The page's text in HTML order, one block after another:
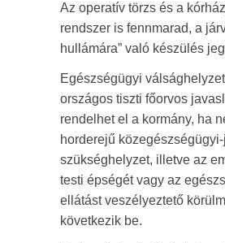
Az operatív törzs és a
rendszer is fennmarad, a
hullámára” való készülés
Egészségügyi
országos tiszti főorvos
rendelhet el a kormány, ha
horderejű
szükséghelyzet, illetve az
testi épségét vagy az
ellátást veszélyeztető
következik be.